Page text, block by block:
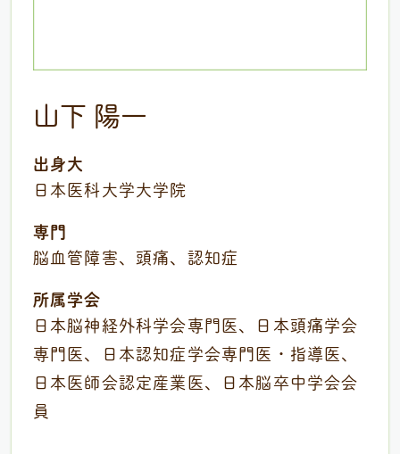
山下 陽一
出身大
日本医科大学大学院
専門
脳血管障害、頭痛、認知症
所属学会
日本脳神経外科学会専門医、日本頭痛学会
専門医、日本認知症学会専門医・指導医、
日本医師会認定産業医、日本脳卒中学会会
員